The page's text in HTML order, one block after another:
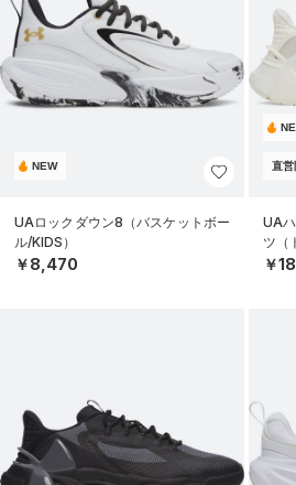
NEW
UAロックダウン8（バスケットボー
ル/KIDS）
￥8,470
直営
UA
ツ（
￥